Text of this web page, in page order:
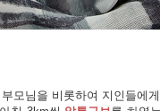
모님을 비롯하여 지인들에